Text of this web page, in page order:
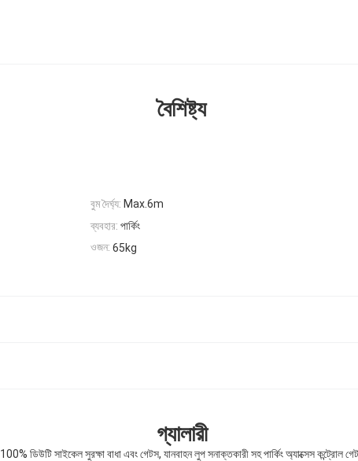
বৈশিষ্ট্য
বুম দৈর্ঘ্য: Max.6m
ব্যবহার: পার্কিং
ওজন: 65kg
গ্যালারী
100% ডিউটি ​​সাইকেল সুরক্ষা বাধা এবং গেটস, যানবাহন লুপ সনাক্তকারী সহ পার্কিং অ্যাক্সেস কন্ট্রোল